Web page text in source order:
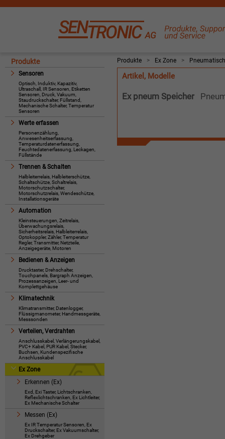
Produkte
Sensoren
Optisch, Induktiv, Kapazitiv,
Ultraschall, IR Sensoren, Etiketten
Sensoren, Druck, Vakuum,
Staudruckschalter, Füllstand,
Mechanische Schalter, Temperatur
Sensoren
Werte erfassen
Personenzählung,
Anwesenheitserfassung,
Temperaturdatenerfassung,
Feuchtedatenerfassung, Leckagen,
Füllstände
Trennen & Schalten
Halbleiterrelais, Halbleiterschütze,
Schaltschütze, Schaltrelais,
Motorschutzschalter,
Motorschutzrelais, Wendeschütze,
Installationsgeräte
Automation
Kleinsteuerungen, Zeitrelais,
Überwachungsrelais,
Sicherheitsrelais, Halbleiterrelais,
Optokoppler, Zähler, Temperatur
Regler, Transmitter, Netzteile,
Anzeigegeräte, Motoren
Bedienen & Anzeigen
Drucktaster, Drehschalter,
Touchpanels, Bargraph Anzeigen,
Prozessanzeigen, Leer- und
Komplettgehäuse
Klimatechnik
Klimatransmitter, Datenlogger,
Flüssigmanometer, Handmessgeräte,
Messsonden
Verteilen, Verdrahten
Anschlusskabel, Verlängerungskabel,
PVC+ Kabel, PUR Kabel, Stecker,
Buchsen, Kundenspezifische
Anschlusskabel
Ex Zone
Erkennen (Ex)
Exd, Exi Taster, Lichtschranken,
Reflexlichtschranken, Ex Lichtleiter,
Ex Mechanische Schalter
Messen (Ex)
Ex IR Temperatur Sensoren, Ex
Druckschalter, Ex Vakuumschalter,
Ex Drehgeber
Produkte > Ex Zone >
Artikel, Modelle
Ex pneum Speicher